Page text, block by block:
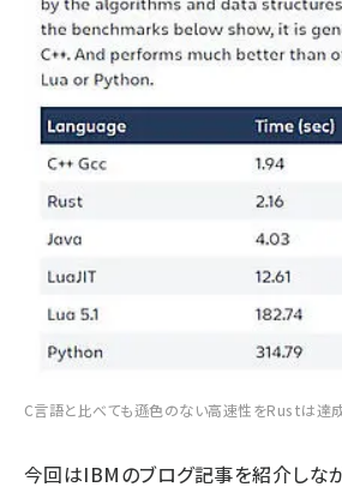
C言語と比べても遜色のない高速性をRustは達
今回はIBMのブログ記事を紹介しな